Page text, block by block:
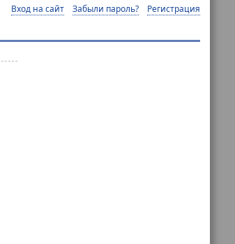
Вход на сайт Забыли пароль? Регистрация